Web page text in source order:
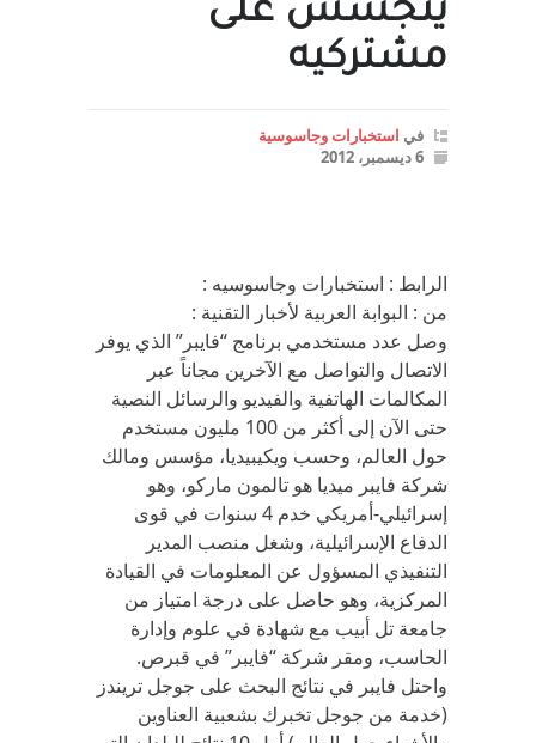
يتجسس على
مشتركيه
في استخبارات وجاسوسية
6 ديسمبر، 2012
الرابط : استخبارات وجاسوسيه :
من : البوابة العربية لأخبار التقنية :
وصل عدد مستخدمي برنامج “فايبر” الذي يوفر
الاتصال والتواصل مع الآخرين مجاناً عبر
المكالمات الهاتفية والفيديو والرسائل النصية
حتى الآن إلى أكثر من 100 مليون مستخدم
حول العالم، وحسب ويكيبيديا، مؤسس ومالك
شركة فايبر ميديا هو تالمون ماركو، وهو
إسرائيلي-أمريكي خدم 4 سنوات في قوى
الدفاع الإسرائيلية، وشغل منصب المدير
التنفيذي المسؤول عن المعلومات في القيادة
المركزية، وهو حاصل على درجة امتياز من
جامعة تل أبيب مع شهادة في علوم وإدارة
الحاسب، ومقر شركة “فايبر” في قبرص.
واحتل فايبر في نتائج البحث على جوجل تريندز
(خدمة من جوجل تخبرك بشعبية العناوين